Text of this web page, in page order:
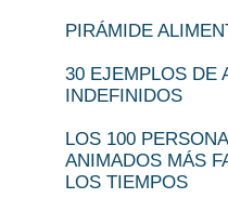
PIRÁMIDE
30 EJEMPLOS DE
INDEFINIDOS
LOS 100
ANIMADOS MÁS
LOS TIEMPOS